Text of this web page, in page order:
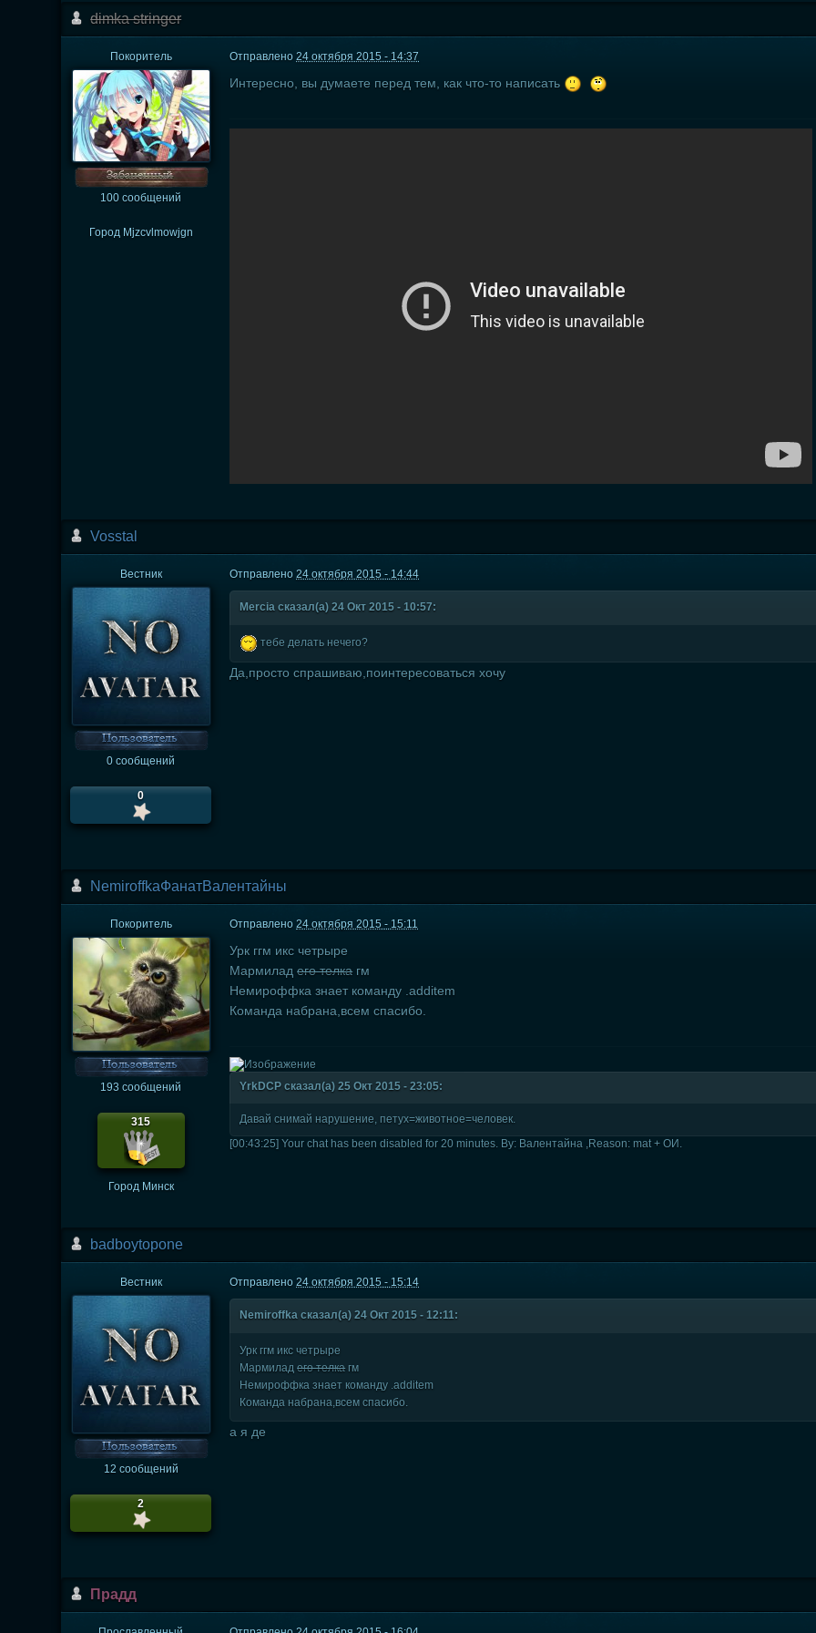
dimka stringer
Покоритель
100 сообщений
Город Mjzcvlmowjgn
Отправлено24 октября 2015 - 14:37
Интересно, вы думаете перед тем, как что-то написать
Vosstal
Вестник
0 сообщений
0
Отправлено24 октября 2015 - 14:44
Mercia сказал(а) 24 Окт 2015 - 10:57:
тебе делать нечего?
Да,просто спрашиваю,поинтересоваться хочу
NemiroffkaФанатВалентайны
Покоритель
193 сообщений
315
Город Минск
Отправлено24 октября 2015 - 15:11
Урк ггм икс четрыре
Мармиладего телкагм
Немироффка знает команду .additem
Команда набрана,всем спасибо.
YrkDCP сказал(а) 25 Окт 2015 - 23:05:
Давай снимай нарушение, петух=животное=человек.
[00:43:25] Your chat has been disabled for 20 minutes. By: Валентайна ,Reason: mat + ОИ.
badboytopone
Вестник
12 сообщений
2
Отправлено24 октября 2015 - 15:14
Nеmiroffka сказал(а) 24 Окт 2015 - 12:11:
Урк ггм икс четрыре
Мармиладего телкагм
Немироффка знает команду .additem
Команда набрана,всем спасибо.
а я де
Прадд